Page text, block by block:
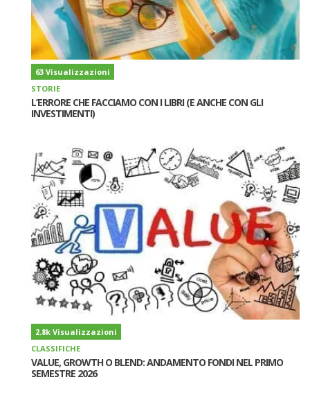
63 Visualizzazioni
STORIE
L’ERRORE CHE FACCIAMO CON I LIBRI (E ANCHE CON GLI
INVESTIMENTI)
2.8k Visualizzazioni
CLASSIFICHE
VALUE, GROWTH O BLEND: ANDAMENTO FONDI NEL PRIMO
SEMESTRE 2026